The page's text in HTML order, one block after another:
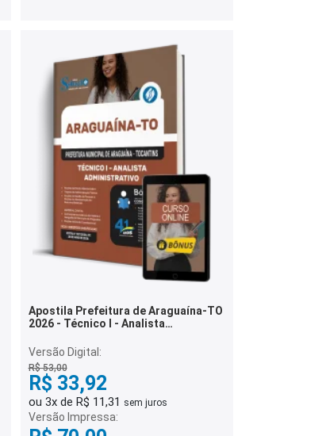
Apostila Prefeitura de Araguaína-TO
2026 - Técnico I - Analista
Versão Digital:
R$ 53,00
R$ 33,92
ou 3x de R$ 11,31 sem juros
Versão Impressa: